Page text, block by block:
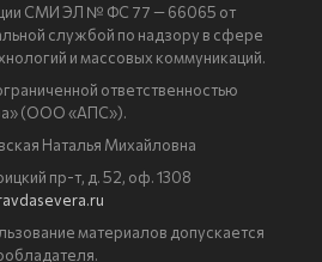
СМИ ЭЛ № ФС 77 — 66065 от
службой по надзору в сфере
и массовых коммуникаций.
ответственностью
(ООО «АПС»).
Наталья Михайловна
пр-т, д. 52, оф. 1308
материалов допускается